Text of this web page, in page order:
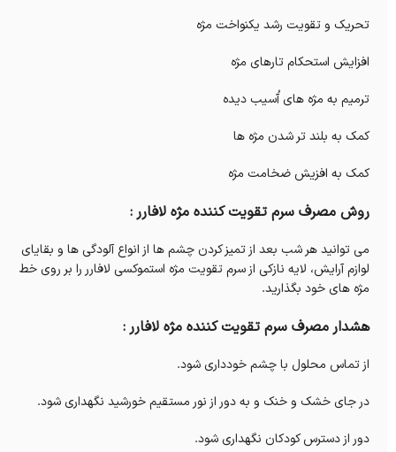
تحریک و تقویت رشد یکنواخت مژه
افزایش استحکام تارهای مژه
ترمیم به مژه های آُسیب دیده
کمک به بلند تر شدن مژه ها
کمک به افزیش ضخامت مژه
روش مصرف سرم تقویت کننده مژه لافارر :
می توانید هر شب بعد از تمیز کردن چشم ها از انواع آلودگی ها و بقایای
لوازم آرایش، لایه نازکی از سرم تقویت مژه استموکسی لافارر را بر روی خط
مژه های خود بگذارید.
هشدار مصرف سرم تقویت کننده مژه لافارر :
از تماس محلول با چشم خودداری شود.
در جای خشک و خنک و به دور از نور مستقیم خورشید نگهداری شود.
دور از دسترس کودکان نگهداری شود.